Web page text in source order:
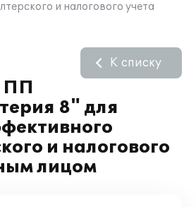
и налогового учета
ПП
8" для
и налогового
лицом
К списку